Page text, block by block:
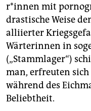
r*in­nen mit
drastische Weise
alliierter
Wärterinnen in
(„Stammlager“)
man, erfreuten
während des
Beliebtheit.